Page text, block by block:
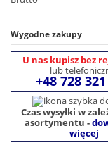
Wygodne zakupy
U nas kupisz bez
lub
+48 728
Czas wysyłki w
asortymentu -
więcej